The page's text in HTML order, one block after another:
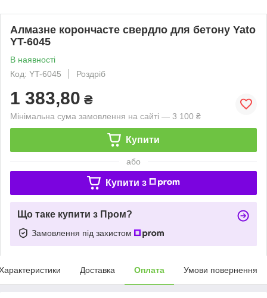
Алмазне корончасте свердло для бетону Yato
YT-6045
В наявності
Код: YT-6045
Роздріб
1 383,80 ₴
Мінімальна сума замовлення на сайті — 3 100 ₴
Купити
або
Купити з
Що таке купити з Пром?
Замовлення під захистом
Доставка Оплата Умови повернення